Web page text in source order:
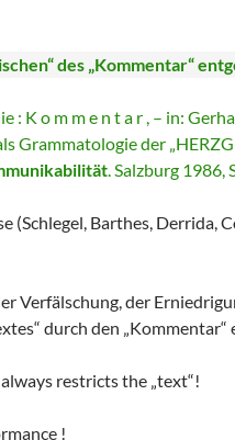
des „Kommentar“
: K o m m e n t a r , – in:
Grammatologie der
. Salzburg 1986,
(Schlegel, Barthes, Derrida,
Verfälschung, der
durch den „Kommentar“
restricts the „text“!
!